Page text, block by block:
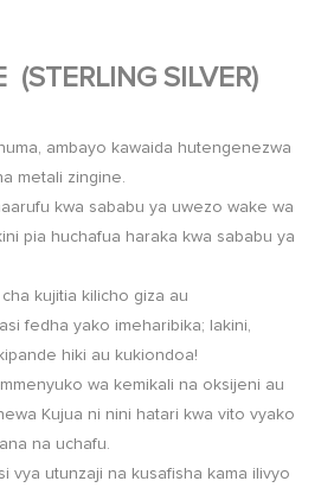
(STERLING SILVER)
ambayo kawaida hutengenezwa
metali zingine.
kwa sababu ya uwezo wake wa
pia huchafua haraka kwa sababu ya
kujitia kilicho giza au
fedha yako imeharibika; lakini,
hiki au kukiondoa!
wa kemikali na oksijeni au
Kujua ni nini hatari kwa vito vyako
na uchafu.
vya utunzaji na kusafisha kama ilivyo